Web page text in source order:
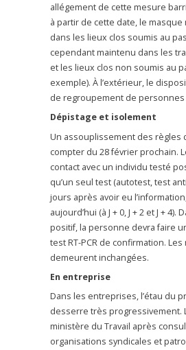
allégement de cette mesure
à partir de cette date, le
dans les lieux clos soumis au
cependant maintenu dans les
et les lieux clos non soumis au
exemple). À l’extérieur, le
de regroupement de
Dépistage et isolement
Un assouplissement des règles
compter du 28 février prochain.
contact avec un individu testé
qu’un seul test (autotest, test
jours après avoir eu
aujourd’hui (à J + 0, J + 2 et J +
positif, la personne devra faire
test RT-PCR de confirmation.
demeurent inchangées.
En entreprise
Dans les entreprises, l’étau du
desserre très progressivement.
ministère du Travail après
organisations syndicales et